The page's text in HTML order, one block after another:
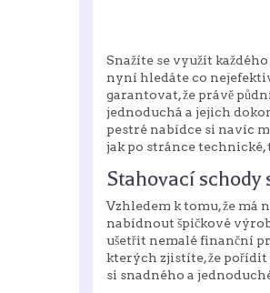
Snažíte se využít
nyní hledáte co
garantovat, že právě
jednoduchá a jejich
pestré nabídce si navíc
jak po stránce technické,
Stahovací
Vzhledem k tomu, že má
nabídnout špičkové
ušetřit nemalé finanční
kterých zjistíte, že
si snadného a